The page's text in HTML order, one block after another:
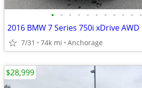
• • • • • • • • • • •
2016 BMW 7 Series 750i xDrive AWD
7/31 74k mi Anchorage
$28,999